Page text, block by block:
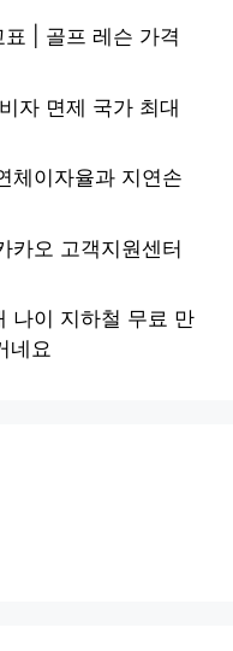
| 골프 레슨 가격
자 면제 국가 최대
체이자율과 지연손
카오 고객지원센터
나이 지하철 무료 만
네요